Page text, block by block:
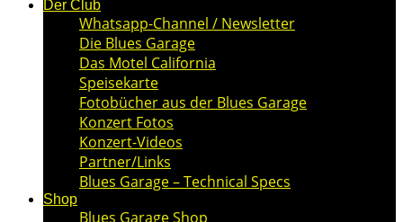
Der Club
Whatsapp-Channel / Newsletter
Die Blues Garage
Das Motel California
Speisekarte
Fotobücher aus der Blues Garage
Konzert Fotos
Konzert-Videos
Partner/Links
Blues Garage – Technical Specs
Shop
Blues Garage Shop